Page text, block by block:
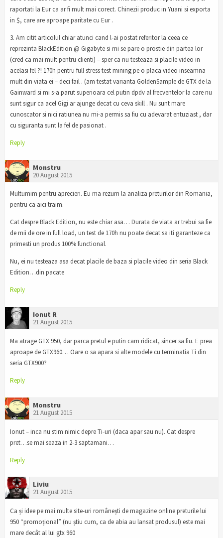
raportati la Eur ca ar fi mult mai corect. Chinezii produc in Yuani si exporta
in $, care are aproape paritate cu Eur .
3. Am citit articolul chiar atunci cand l-ai postat referitor la ceea ce
reprezinta BlackEdition @ Gigabyte si mi se pare o prostie din partea lor
(cred ca mai mult pentru clienti) – sper ca nu testeaza si placile video in
acelasi fel ?! 170h pentru full stress test mining pe o placa video inseamna
mult din viata ei – deci fail . (am testat varianta GoldenSample de GTX de la
Gainward si mi s-a parut superioara cel putin dpdv al frecventelor la care nu
sunt sigur ca acel Gigi ar ajunge decat cu ceva skill . Nu sunt mare
cunoscator si nici ratiunea nu mi-a permis sa fiu cu adevarat entuziast , dar
cu siguranta sunt la fel de pasionat .
Reply
Monstru
20 August 2015
Multumim pentru aprecieri. Eu ma rezum la analiza preturilor din Romania,
pentru ca aici traim.
Cat despre Black Edition, nu este chiar asa… Durata de viata ar trebui sa fie
de mii de ore in full load, un test de 170h nu poate decat sa iti garanteze ca
primesti un produs 100% functional.
Nu, ei nu testeaza asa decat placile de baza si placile video din seria Black
Edition…din pacate
Reply
Ionut R
21 August 2015
Ma atrage GTX 950, dar parca pretul e putin cam ridicat, sincer sa fiu. E prea
aproape de GTX960… Oare o sa apara si alte modele cu terminatia Ti din
seria GTX900?
Reply
Monstru
21 August 2015
Ionut – inca nu stim nimic depre Ti-uri (daca apar sau nu). Cat despre
pret…se mai seaza in 2-3 saptamani…
Reply
Liviu
21 August 2015
Ca și idee pe mai multe site-uri românești de magazine online preturile lui
950 “promoțional” (nu știu cum, ca de abia au lansat produsul) este mai
mare decât al lui gtx 960